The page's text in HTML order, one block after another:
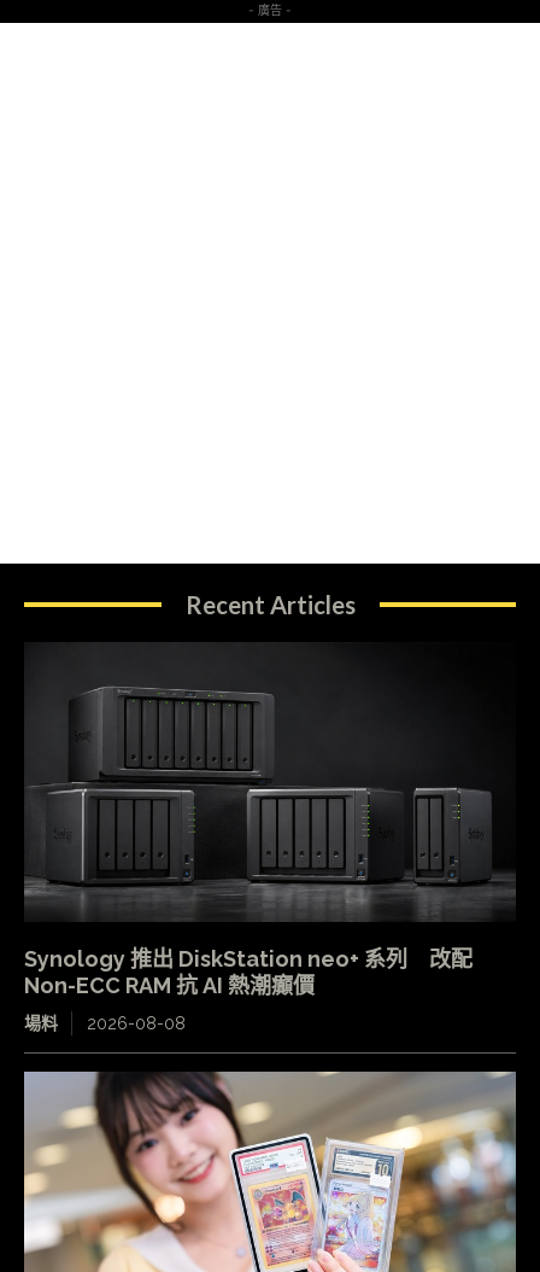
- 廣告 -
Recent Articles
Synology 推出 DiskStation neo+ 系列 改配
Non-ECC RAM 抗 AI 熱潮癲價
場料 2026-08-08